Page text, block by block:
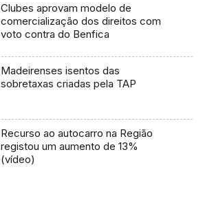
Clubes aprovam modelo de
comercialização dos direitos com
voto contra do Benfica
Madeirenses isentos das
sobretaxas criadas pela TAP
Recurso ao autocarro na Região
registou um aumento de 13%
(vídeo)